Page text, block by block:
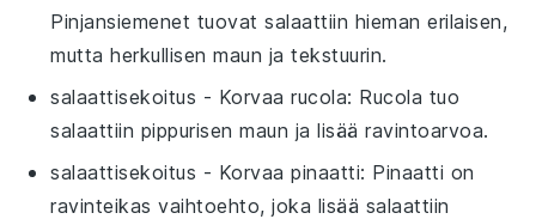
Pinjansiemenet tuovat salaattiin hieman erilaisen,
mutta herkullisen maun ja tekstuurin.
salaattisekoitus - Korvaarucola: Rucola tuo
salaattiin pippurisen maun ja lisää ravintoarvoa.
salaattisekoitus - Korvaapinaatti: Pinaatti on
ravinteikas vaihtoehto, joka lisää salaattiin